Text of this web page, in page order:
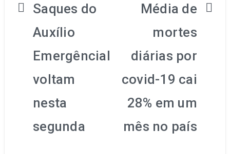
Navegação
de
Post
Saques do
Auxílio
Emergêncial
voltam
nesta
segunda
Média de
mortes
diárias por
covid-19 cai
28% em um
mês no país